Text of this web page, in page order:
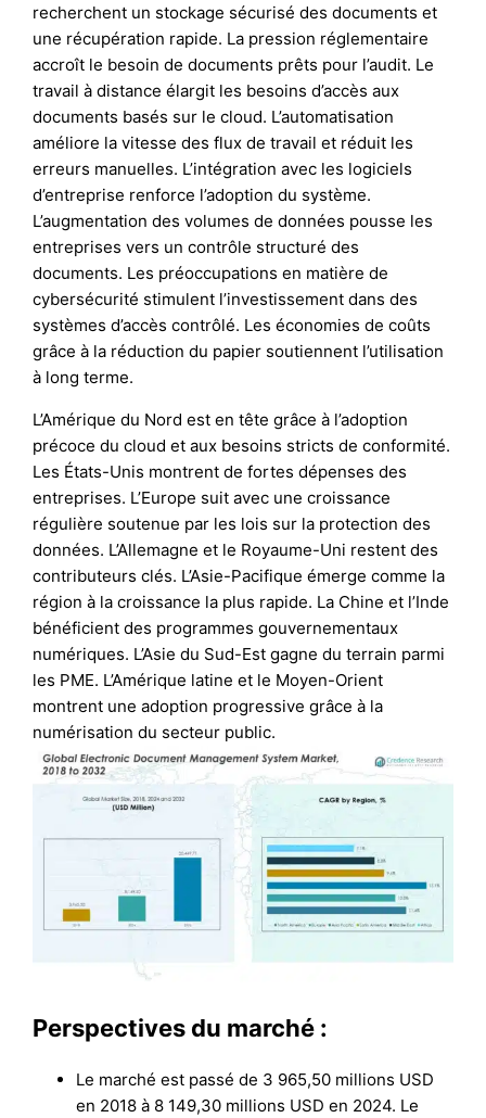
recherchent un stockage sécurisé des documents et
une récupération rapide. La pression réglementaire
accroît le besoin de documents prêts pour l’audit. Le
travail à distance élargit les besoins d’accès aux
documents basés sur le cloud. L’automatisation
améliore la vitesse des flux de travail et réduit les
erreurs manuelles. L’intégration avec les logiciels
d’entreprise renforce l’adoption du système.
L’augmentation des volumes de données pousse les
entreprises vers un contrôle structuré des
documents. Les préoccupations en matière de
cybersécurité stimulent l’investissement dans des
systèmes d’accès contrôlé. Les économies de coûts
grâce à la réduction du papier soutiennent l’utilisation
à long terme.
L’Amérique du Nord est en tête grâce à l’adoption
précoce du cloud et aux besoins stricts de conformité.
Les États-Unis montrent de fortes dépenses des
entreprises. L’Europe suit avec une croissance
régulière soutenue par les lois sur la protection des
données. L’Allemagne et le Royaume-Uni restent des
contributeurs clés. L’Asie-Pacifique émerge comme la
région à la croissance la plus rapide. La Chine et l’Inde
bénéficient des programmes gouvernementaux
numériques. L’Asie du Sud-Est gagne du terrain parmi
les PME. L’Amérique latine et le Moyen-Orient
montrent une adoption progressive grâce à la
numérisation du secteur public.
Perspectives du marché :
Le marché est passé de 3 965,50 millions USD
en 2018 à 8 149,30 millions USD en 2024. Le